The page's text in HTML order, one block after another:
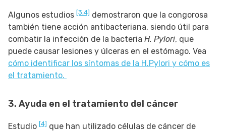
Algunos estudios [3,4] demostraron que la congorosa
también tiene acción antibacteriana, siendo útil para
combatir la infección de la bacteria H. Pylori, que
puede causar lesiones y úlceras en el estómago. Vea
cómo identificar los síntomas de la H.Pylori y cómo es
el tratamiento.
3. Ayuda en el tratamiento del cáncer
Estudio [4] que han utilizado células de cáncer de